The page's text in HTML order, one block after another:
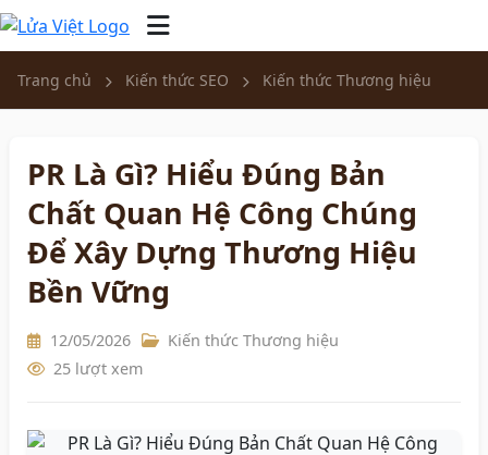
Trang chủ Kiến thức SEO Kiến thức Thương hiệu
PR Là Gì? Hiểu Đúng Bản
Chất Quan Hệ Công Chúng
Để Xây Dựng Thương Hiệu
Bền Vững
12/05/2026
Kiến thức Thương hiệu
25 lượt xem